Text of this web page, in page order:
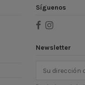
Síguenos
Newsletter